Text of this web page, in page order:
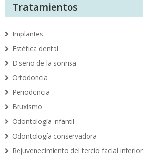
Tratamientos
Implantes
Estética dental
Diseño de la sonrisa
Ortodoncia
Periodoncia
Bruxismo
Odontología infantil
Odontología conservadora
Rejuvenecimiento del tercio facial inferior